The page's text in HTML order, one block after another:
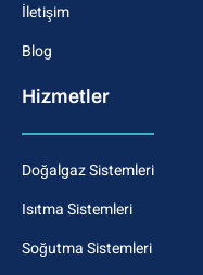
İletişim
Blog
Hizmetler
Doğalgaz Sistemleri
Isıtma Sistemleri
Soğutma Sistemleri